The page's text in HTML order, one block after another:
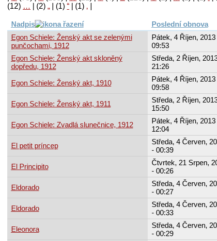
‚
(1)
“
(1)
„
(2)
…
(12)
Nadpis
Poslední obnova
Egon Schiele: Ženský akt se zelenými
punčochami, 1912
Pátek, 4 Říjen, 2013
09:53
Egon Schiele: Ženský akt skloněný
dopředu, 1912
Středa, 2 Říjen,
21:26
Egon Schiele: Ženský akt, 1910
Pátek, 4 Říjen, 2013
09:58
Egon Schiele: Ženský akt, 1911
Středa, 2 Říjen,
15:50
Egon Schiele: Zvadlá slunečnice, 1912
Pátek, 4 Říjen, 2013
12:04
El petit príncep
Středa, 4 Červen,
- 00:39
El Principito
Čtvrtek, 21 Srpen,
- 00:26
Eldorado
Středa, 4 Červen,
- 00:27
Eldorado
Středa, 4 Červen,
- 00:33
Eleonora
Středa, 4 Červen,
- 00:29